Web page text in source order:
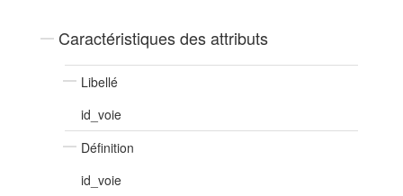
Caractéristiques des attributs
Libellé
id_voie
Définition
id_voie